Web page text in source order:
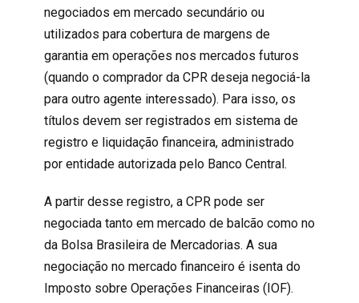
negociados em mercado secundário ou
utilizados para cobertura de margens de
garantia em operações nos mercados futuros
(quando o comprador da CPR deseja negociá-la
para outro agente interessado). Para isso, os
títulos devem ser registrados em sistema de
registro e liquidação financeira, administrado
por entidade autorizada pelo Banco Central.
A partir desse registro, a CPR pode ser
negociada tanto em mercado de balcão como no
da Bolsa Brasileira de Mercadorias. A sua
negociação no mercado financeiro é isenta do
Imposto sobre Operações Financeiras (IOF).